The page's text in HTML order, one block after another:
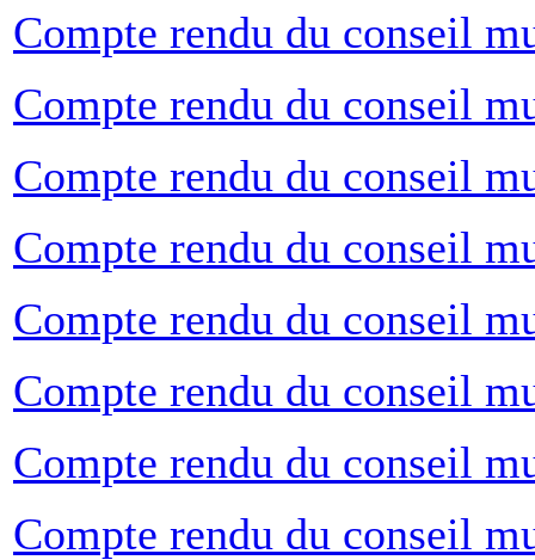
Compte rendu du conseil
Compte rendu du conseil
Compte rendu du conseil
Compte rendu du conseil
Compte rendu du conseil
Compte rendu du conseil
Compte rendu du conseil
Compte rendu du conseil